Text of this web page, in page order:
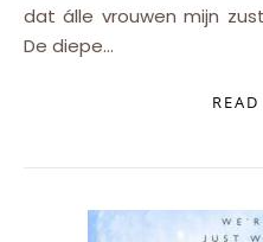
dat álle vrouwen mijn
De diepe…